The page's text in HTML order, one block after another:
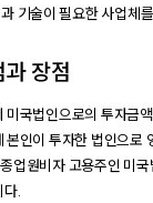
기술이 필요한 사업체
장점
국법인으로의 투자금
인이 투자한 법인으로
업원비자 고용주인 미
다.